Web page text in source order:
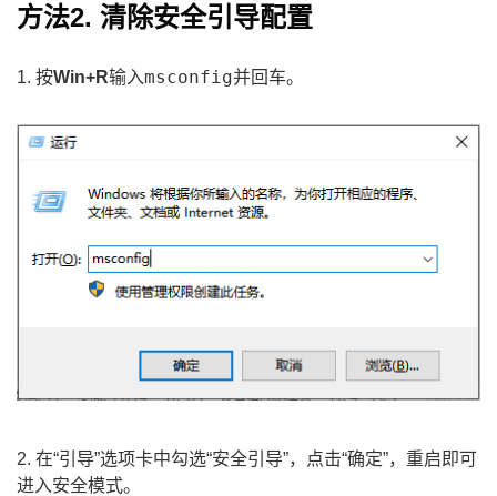
方法2. 清除安全引导配置
1. 按Win+R输入msconfig并回车。
2. 在“引导”选项卡中勾选“安全引导”，点击“确定”，重启即可
进入安全模式。